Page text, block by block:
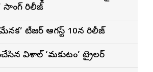
రిలీజ్
టీజర్ ఆగస్ట్ 10న రిలీజ్
విశాల్ ‘మకుటం’ ట్రైలర్